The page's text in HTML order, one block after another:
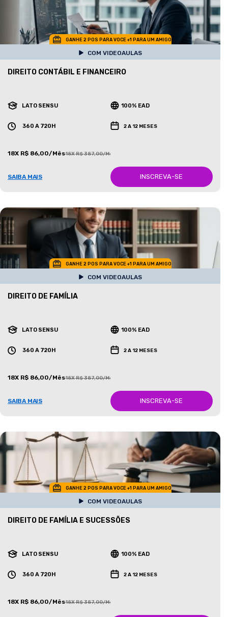
GANHE 2 POS PARA VOCE +1 PARA UM AMIGO
COM VIDEOAULAS
DIREITO CONTÁBIL E FINANCEIRO
LATO SENSU 100% EAD
360 A 720H 2 A 12 MESES
18X R$ 86,00/Mês18X R$ 387,00/Mês
SAIBA MAIS INSCREVA-SE
GANHE 2 POS PARA VOCE +1 PARA UM AMIGO
COM VIDEOAULAS
DIREITO DE FAMÍLIA
LATO SENSU 100% EAD
360 A 720H 2 A 12 MESES
18X R$ 86,00/Mês18X R$ 387,00/Mês
SAIBA MAIS INSCREVA-SE
GANHE 2 POS PARA VOCE +1 PARA UM AMIGO
COM VIDEOAULAS
DIREITO DE FAMÍLIA E SUCESSÕES
LATO SENSU 100% EAD
360 A 720H 2 A 12 MESES
18X R$ 86,00/Mês18X R$ 387,00/Mês